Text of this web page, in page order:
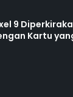
9
Kartu